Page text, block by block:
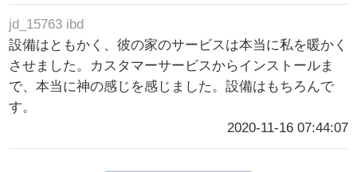
jd_15763 ibd
設備はともかく、彼の家のサービスは本当に私を暖かく
させました。カスタマーサービスからインストールま
で、本当に神の感じを感じました。設備はもちろんで
す。
2020-11-16 07:44:07